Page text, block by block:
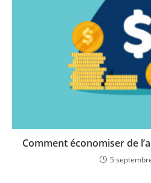
Comment économiser de
5